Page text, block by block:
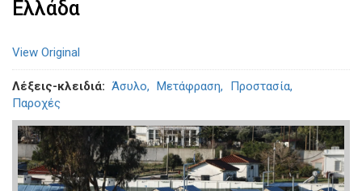
Ελλάδα
View Original
Λέξεις-κλειδιά Άσυλο Μετάφραση
Προστασία
Παροχές